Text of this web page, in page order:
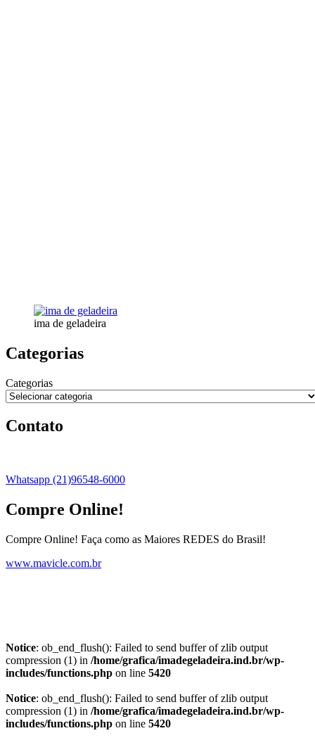
ima de geladeira
Categorias
Categorias
Contato
Whatsapp (21)96548-6000
Compre Online!
Compre Online! Faça como as Maiores REDES do Brasil!
www.mavicle.com.br
Notice: ob_end_flush(): Failed to send buffer of zlib output
compression (1) in /home/grafica/imadegeladeira.ind.br/wp-
includes/functions.php on line 5420
Notice: ob_end_flush(): Failed to send buffer of zlib output
compression (1) in /home/grafica/imadegeladeira.ind.br/wp-
includes/functions.php on line 5420